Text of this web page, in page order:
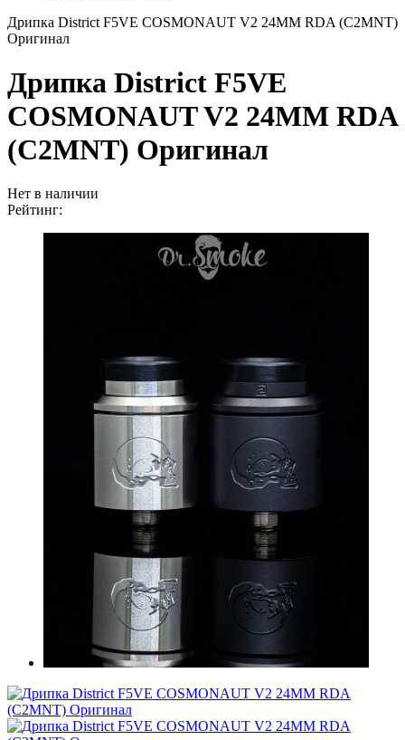
Дрипка District F5VE COSMONAUT V2 24MM RDA (C2MNT)
Оригинал
Дрипка District F5VE
COSMONAUT V2 24MM RDA
(C2MNT) Оригинал
Нет в наличии
Рейтинг: